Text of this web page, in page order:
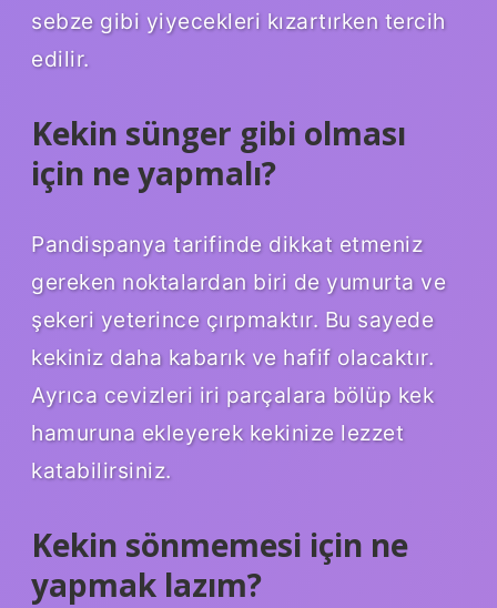
sebze gibi yiyecekleri kızartırken tercih
edilir.
Kekin sünger gibi olması
için ne yapmalı?
Pandispanya tarifinde dikkat etmeniz
gereken noktalardan biri de yumurta ve
şekeri yeterince çırpmaktır. Bu sayede
kekiniz daha kabarık ve hafif olacaktır.
Ayrıca cevizleri iri parçalara bölüp kek
hamuruna ekleyerek kekinize lezzet
katabilirsiniz.
Kekin sönmemesi için ne
yapmak lazım?